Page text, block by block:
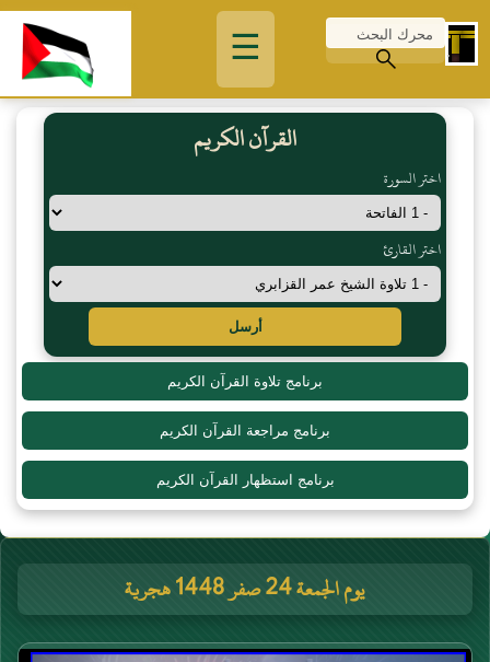
☰
القرآن الكريم
اختر السورة
اختر القارئ
أرسل
برنامج تلاوة القرآن الكريم
برنامج مراجعة القرآن الكريم
برنامج استظهار القرآن الكريم
يوم الجمعة 24 صفر 1448 هجرية